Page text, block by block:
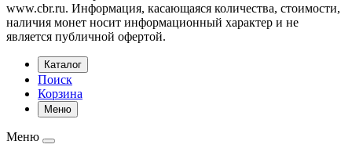
www.cbr.ru. Информация, касающаяся количества, стоимости,
наличия монет носит информационный характер и не
является публичной офертой.
Каталог
Поиск
Корзина
Меню
Меню